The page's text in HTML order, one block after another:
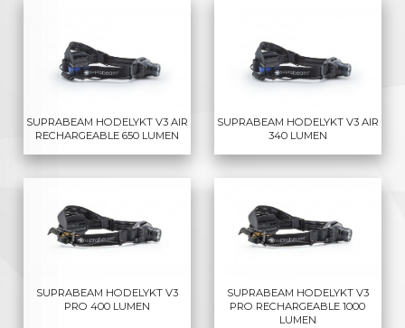
SUPRABEAM HODELYKT V3 AIR
RECHARGEABLE 650 LUMEN
SUPRABEAM HODELYKT V3 AIR
340 LUMEN
SUPRABEAM HODELYKT V3
PRO 400 LUMEN
SUPRABEAM HODELYKT V3
PRO RECHARGEABLE 1000
LUMEN